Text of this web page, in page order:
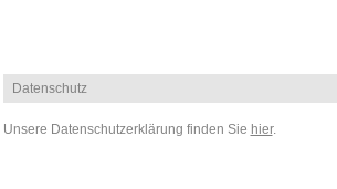
Datenschutz
Unsere Datenschutzerklärung finden Sie hier.